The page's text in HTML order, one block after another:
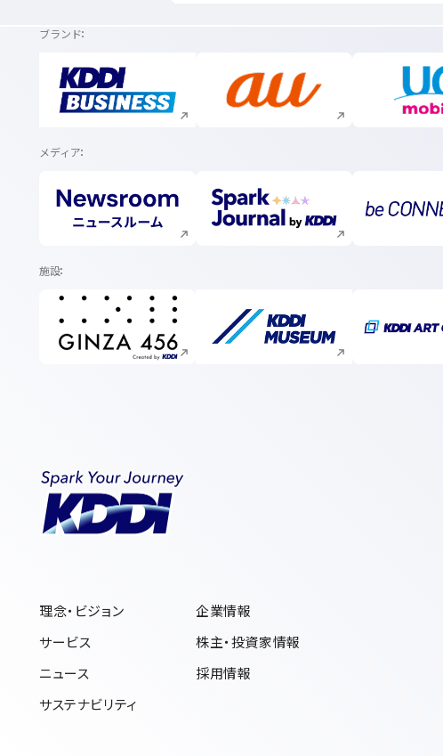
ブランド
新規ウィンドウで開く 新規ウィンドウで開く
メディア
新規ウィンドウで開く 新規ウィンドウで開く
施設
新規ウィンドウで開く 新規ウィンドウで開く
理念・ビジョン
サービス
ニュース
サステナビリティ
企業情報
株主・投資家情報
採用情報